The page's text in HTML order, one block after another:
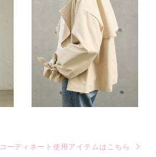
コーディネート使用アイテムはこちら